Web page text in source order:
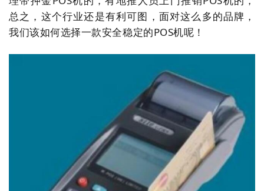
总之，这个行业还是有利可图，面对这么多的品牌，
我们该如何选择一款安全稳定的POS机呢！